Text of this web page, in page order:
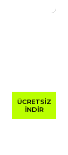
ÜCRETSİZ
İNDİR